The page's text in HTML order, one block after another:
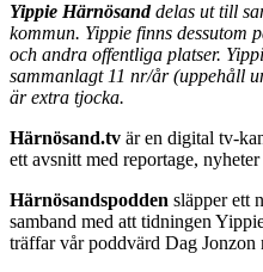
Yippie Härnösanddelas ut till
kommun. Yippie finns dessutom
och andra offentliga platser.
sammanlagt 11 nr/år (uppehåll
är extra tjocka.
Härnösand.tv är en digital tv-
ett avsnitt med reportage,
Härnösandspodden släpper ett
samband med att tidningen
träffar vår poddvärd Dag Jonzon